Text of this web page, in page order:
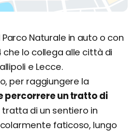
Naturale in auto o con
che lo collega alle città di
e Lecce.
per raggiungere la
percorrere un tratto di
tratta di un sentiero in
faticoso, lungo